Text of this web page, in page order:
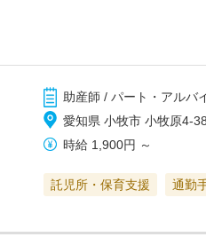
助産師 / パート・アルバ
愛知県 小牧市 小牧原4-
時給 1,900円 ～
託児所・保育支援 通勤